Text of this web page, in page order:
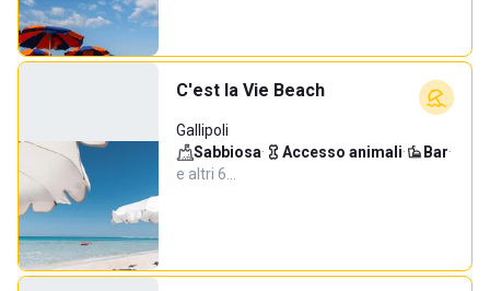
C'est la Vie Beach
Gallipoli
Sabbiosa· Accesso animali· Bar·
e altri 6…